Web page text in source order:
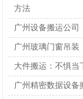
方法
广州设备搬运公司
广州玻璃门窗吊装
大件搬运：不惧当
广州精密数据设备